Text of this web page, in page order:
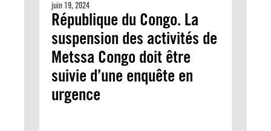
juin 19, 2024
République du Congo. La
suspension des activités de
Metssa Congo doit être
suivie d’une enquête en
urgence